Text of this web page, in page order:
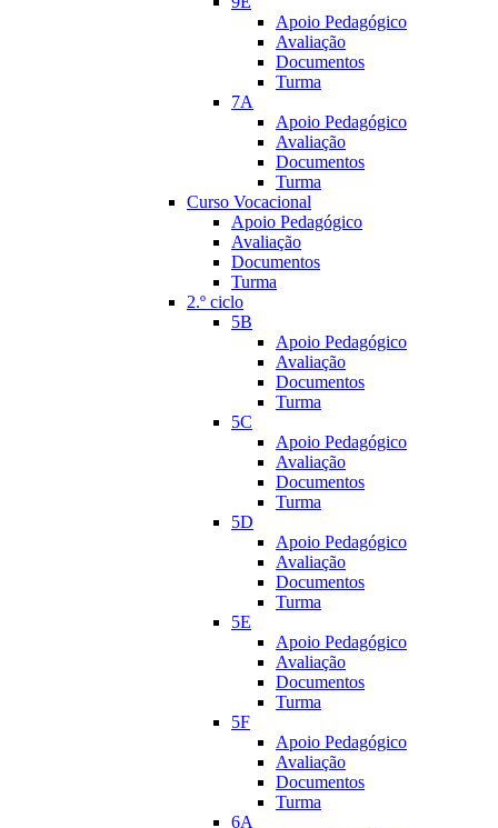
Apoio Pedagógico
Avaliação
Documentos
Turma
7A
Apoio Pedagógico
Avaliação
Documentos
Turma
Curso Vocacional
Apoio Pedagógico
Avaliação
Documentos
Turma
2.º ciclo
5B
Apoio Pedagógico
Avaliação
Documentos
Turma
5C
Apoio Pedagógico
Avaliação
Documentos
Turma
5D
Apoio Pedagógico
Avaliação
Documentos
Turma
5E
Apoio Pedagógico
Avaliação
Documentos
Turma
5F
Apoio Pedagógico
Avaliação
Documentos
Turma
6A